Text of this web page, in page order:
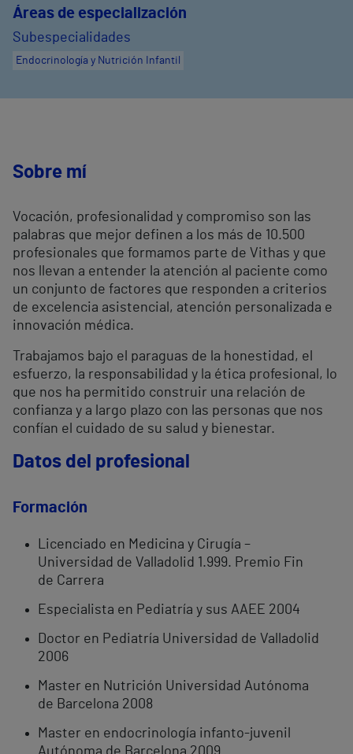
Áreas de especialización
Subespecialidades
Endocrinología y Nutrición Infantil
Sobre mí
Vocación, profesionalidad y compromiso son las
palabras que mejor definen a los más de 10.500
profesionales que formamos parte de Vithas y que
nos llevan a entender la atención al paciente como
un conjunto de factores que responden a criterios
de excelencia asistencial, atención personalizada e
innovación médica.
Trabajamos bajo el paraguas de la honestidad, el
esfuerzo, la responsabilidad y la ética profesional, lo
que nos ha permitido construir una relación de
confianza y a largo plazo con las personas que nos
confían el cuidado de su salud y bienestar.
Datos del profesional
Formación
Licenciado en Medicina y Cirugía –
Universidad de Valladolid 1.999. Premio Fin
de Carrera
Especialista en Pediatría y sus AAEE 2004
Doctor en Pediatría Universidad de Valladolid
2006
Master en Nutrición Universidad Autónoma
de Barcelona 2008
Master en endocrinología infanto-juvenil